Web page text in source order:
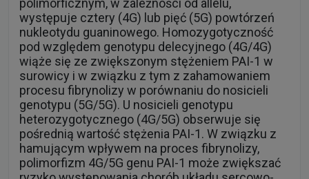
polimorficznym, w zależności od allelu,
występuje cztery (4G) lub pięć (5G) powtórzeń
nukleotydu guaninowego. Homozygotyczność
pod względem genotypu delecyjnego (4G/4G)
wiąże się ze zwiększonym stężeniem PAI-1 w
surowicy i w związku z tym z zahamowaniem
procesu fibrynolizy w porównaniu do nosicieli
genotypu (5G/5G). U nosicieli genotypu
heterozygotycznego (4G/5G) obserwuje się
pośrednią wartość stężenia PAI-1. W związku z
hamującym wpływem na proces fibrynolizy,
polimorfizm 4G/5G genu PAI-1 może zwiększać